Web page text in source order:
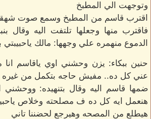
وتوجهت الي المطبخ
اقترب قاسم من المطبخ وسمع صوت
فاقترب منها وجعلها تلتفت اليه وقال
الدموع منهمره علي وجهها: مالك ياحبيبتي
حنين ببكاء: يزن وحشني اوي ياقاسم انا
عني كل ده.. مفيش حاجه بتكمل من غيره
ضمها قاسم اليه وقال بتنهيده: ووحشني
هنعمل ايه كل ده ف مصلحته وخلاص
هيطلع من المصحه وهيرجع لحضننا تاني